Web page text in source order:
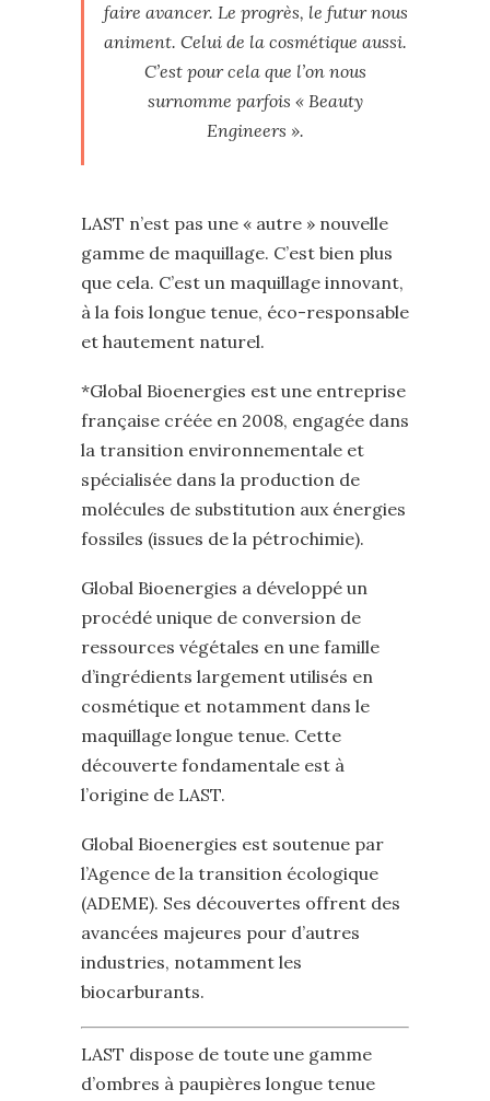
faire avancer. Le progrès, le futur nous
animent. Celui de la cosmétique aussi.
C’est pour cela que l’on nous
surnomme parfois « Beauty
Engineers ».
LAST n’est pas une « autre » nouvelle
gamme de maquillage. C’est bien plus
que cela. C’est un maquillage innovant,
à la fois longue tenue, éco-responsable
et hautement naturel.
*Global Bioenergies est une entreprise
française créée en 2008, engagée dans
la transition environnementale et
spécialisée dans la production de
molécules de substitution aux énergies
fossiles (issues de la pétrochimie).
Global Bioenergies a développé un
procédé unique de conversion de
ressources végétales en une famille
d’ingrédients largement utilisés en
cosmétique et notamment dans le
maquillage longue tenue. Cette
découverte fondamentale est à
l’origine de LAST.
Global Bioenergies est soutenue par
l’Agence de la transition écologique
(ADEME). Ses découvertes offrent des
avancées majeures pour d’autres
industries, notamment les
biocarburants.
LAST dispose de toute une gamme
d’ombres à paupières longue tenue